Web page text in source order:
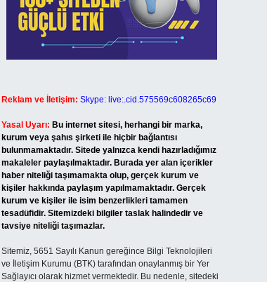
Reklam ve İletişim: Skype: live:.cid.575569c608265c69
Yasal Uyarı: Bu internet sitesi, herhangi bir marka,
kurum veya şahıs şirketi ile hiçbir bağlantısı
bulunmamaktadır. Sitede yalnızca kendi hazırladığımız
makaleler paylaşılmaktadır. Burada yer alan içerikler
haber niteliği taşımamakta olup, gerçek kurum ve
kişiler hakkında paylaşım yapılmamaktadır. Gerçek
kurum ve kişiler ile isim benzerlikleri tamamen
tesadüfidir. Sitemizdeki bilgiler taslak halindedir ve
tavsiye niteliği taşımazlar.
Sitemiz, 5651 Sayılı Kanun gereğince Bilgi Teknolojileri
ve İletişim Kurumu (BTK) tarafından onaylanmış bir Yer
Sağlayıcı olarak hizmet vermektedir. Bu nedenle, sitedeki